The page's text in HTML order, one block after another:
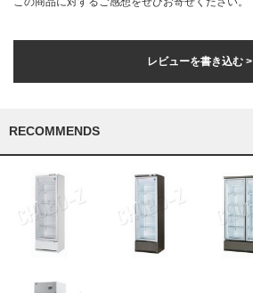
レビューを書き込む >
RECOMMENDS